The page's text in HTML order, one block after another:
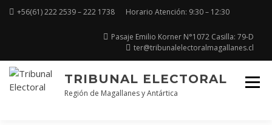
+56(61) 222 2539 – 222 1738 Horario Atención: 9:30 – 12:30
Pasaje Emilio Korner N°1072 Casilla: 79-D
ter@tribunalelectoralmagallanes.cl
TRIBUNAL ELECTORAL
Región de Magallanes y Antártica